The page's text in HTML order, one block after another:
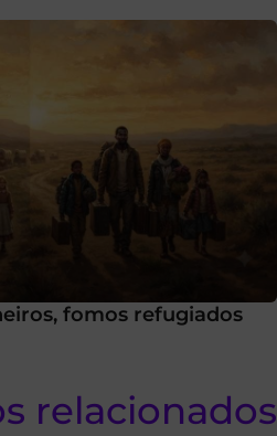
fomos refugiados
relacionados